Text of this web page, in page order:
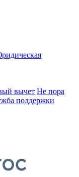
вычет Не пора
поддержки